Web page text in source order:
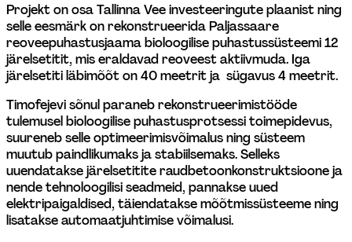
Projekt on osa Tallinna Vee investeeringute plaanist ning
selle eesmärk on rekonstrueerida Paljassaare
reoveepuhastusjaama bioloogilise puhastussüsteemi 12
järelsetitit, mis eraldavad reoveest aktiivmuda. Iga
järelsetiti läbimõõt on 40 meetrit ja  sügavus 4 meetrit.
Timofejevi sõnul paraneb rekonstrueerimistööde
tulemusel bioloogilise puhastusprotsessi toimepidevus,
suureneb selle optimeerimisvõimalus ning süsteem
muutub paindlikumaks ja stabiilsemaks. Selleks
uuendatakse järelsetitite raudbetoonkonstruktsioone ja
nende tehnoloogilisi seadmeid, pannakse uued
elektripaigaldised, täiendatakse mõõtmissüsteeme ning
lisatakse automaatjuhtimise võimalusi.